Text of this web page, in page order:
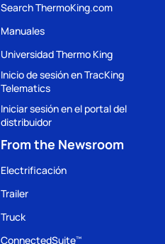
Search ThermoKing.com
Manuales
Universidad Thermo King
Inicio de sesión en TracKing
Telematics
Iniciar sesión en el portal del
distribuidor
From the Newsroom
Electrificación
Trailer
Truck
ConnectedSuite™